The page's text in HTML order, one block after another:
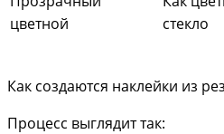
цветной
стекло
Как создаются наклейки из
Процесс выглядит так: